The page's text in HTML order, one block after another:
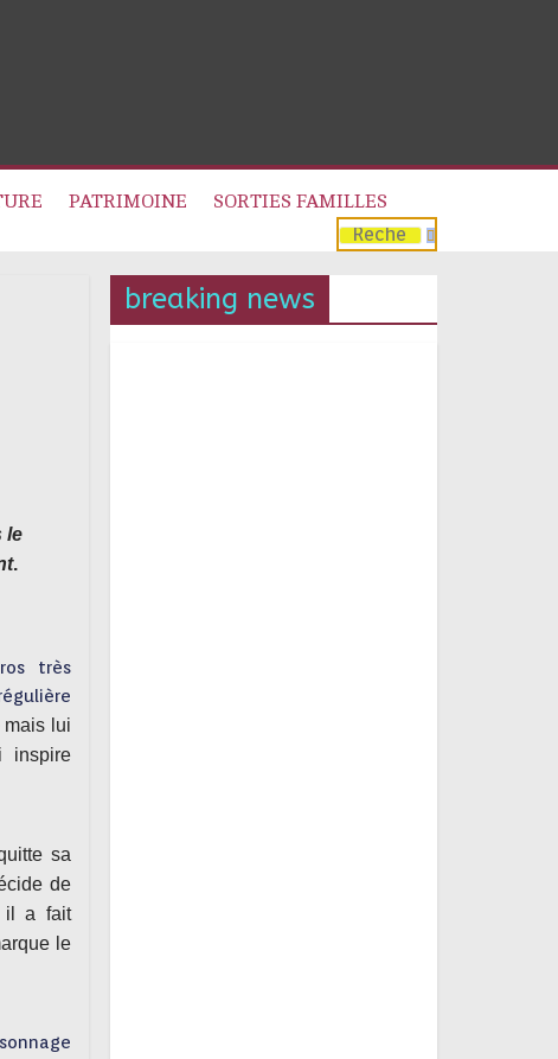
PATRIMOINE
SORTIES FAMILLES
le
.
très
mais lui
inspire
sa
de
il a fait
le
breaking news